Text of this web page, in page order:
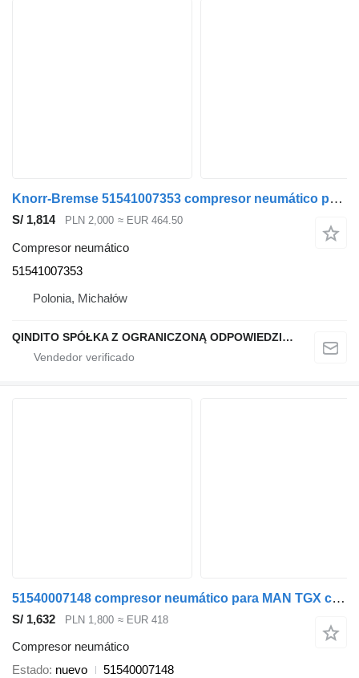
Knorr-Bremse 51541007353 compresor neumático para MAN TGS TGX cabeza tractora
S/ 1,814 PLN 2,000 ≈ EUR 464.50
Compresor neumático
51541007353
Polonia, Michałów
QINDITO SPÓŁKA Z OGRANICZONĄ ODPOWIEDZIALNOŚCIĄ
51540007148 compresor neumático para MAN TGX cabeza tractora
S/ 1,632 PLN 1,800 ≈ EUR 418
Compresor neumático
Estado nuevo
51540007148